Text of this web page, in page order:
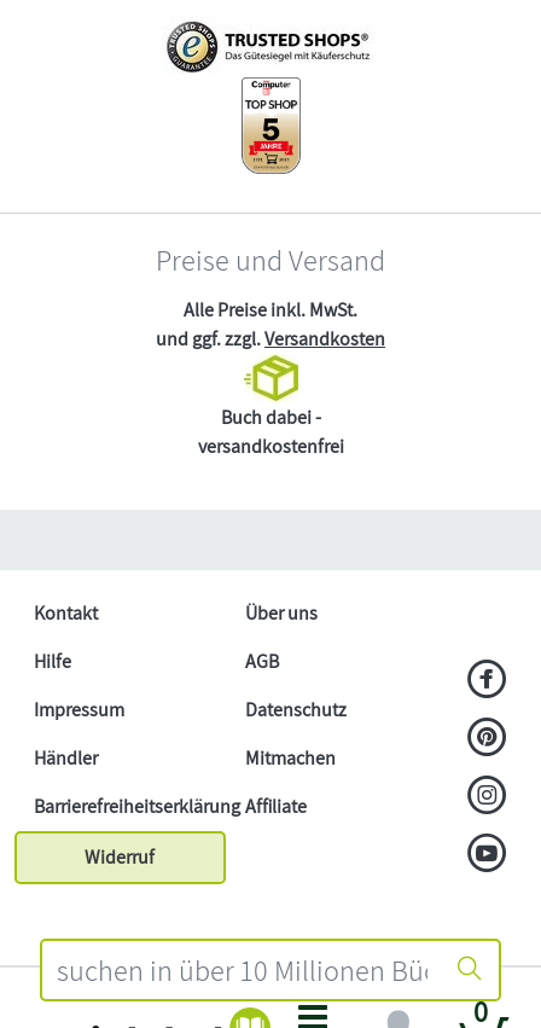
0
Preise und Versand
Alle Preise inkl. MwSt.
und ggf. zzgl.Versandkosten
Buch dabei -
versandkostenfrei
Kontakt
Über uns
Hilfe
AGB
Impressum
Datenschutz
Händler
Mitmachen
BarrierefreiheitserklärungAffiliate
Widerruf